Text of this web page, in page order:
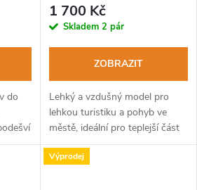
do
1 700 Kč
Skladem 2 pár
ZOBRAZIT
Lehký a vzdušný model pro
lehkou turistiku a pohyb ve
městě, ideální pro teplejší část
roku.
Výprodej